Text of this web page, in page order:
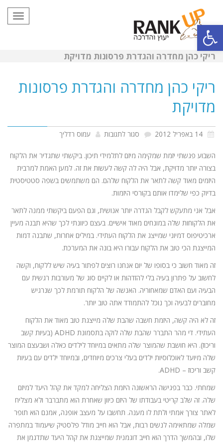
פתח סרגל נגישות
ריקי כהן מחדרה והגדרת פרסונות מדויקת
ריקי כהן מחדרה והגדרת פרסונות
מדויקת
סגור לתגובות על
מחדרה
פרסונות
מדויקת
עמוס רדליך
השבוע פגשתי יזמת שמקימה מיזם לתלמידי תיכון. ביקשתי שתגדיר את הלקוח
בצורה יותר מדויקת, אבל היה לה קשה לעשות את זה. למען האמת למרבית
היזמים מאוד קשה לתאר את הלקוח שלהם. הם משתמשים בשפה סטטיסטית
בדיוק כפי שלימדו אותם בקורסי היזמות.
אבל אני מתעקש לקבל הגדרה יותר אנושית, וגם הפעם ביקשתי ממנה לתאר
את הלקוחות שלה במונחים מאוד אישיים. בעצם כיוונתי לכך שהיא תבנה מעיין
ארכיטיפוס דמיוני שמייצג את הלקוח העתידי. במילים אחרות, שתבנה דמות
המייצגת הכי טוב את הלקוח עבורו היא בונה את המערכת.
זה מאוד חשוב כי בסופו של יום אנחנו רוצים לפתור בעיה שיש ללקוח, וקשה
לחשוב על פתרון בעיה בלי להזדהות או לקיים סוג של מעורבות רגשית עם
הבעיה ועם האדם שמאחוריה. האנשה של הלקוח תורמת לכך שנרגיש
מחוברים לבעיה וכך נוכל להתמודד אתה טוב יותר.
זה לא היה קשה, היזמת חשבה שהבת שלה מייצגת טוב מאוד את הלקוח
העתידי. די מהר התברר שהבת שלה לוקה בתסמונת ADHD (בעיות קשב
וריכוז). היא חושבת שהמוצר שלה מתאים במיוחד לילדים כאלה ושבעצם המוצר
שלה מיועד לאוכלוסיות ילדים בעלי צרכים מיוחדים, ובמיוחד ילדים עם בעיות
קשב וריכוז – ADHD.
שמחתי. כבר בפגישה הראשונה היזמת הצליחה למקד את קהל היעד למיזם
שלה. זה שלב קריטי בעבודתו של היזם כיוון שאחרת הוא מתברבר ולא מצליח
לאתר צורך אמתי ולתת לו מענה. תחשבו על מעצב אופנה, אמנם הוא תופר
שמלה שמתאימה לנשים רבות, אבל הוא חייב מודל פלסטיק שיעמוד במתפרה
שלו, ובהמשך הדרך הוא חייב דוגמנית שמייצגת את קהל היעד שתדגמן את